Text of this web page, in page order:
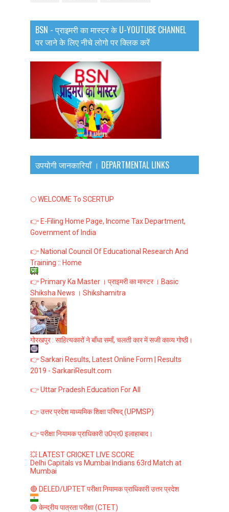
BSN - प्राइमरी का मास्टर के U-YOUTUBE CHANNEL
पर जाने के लिए नीचे लोगो पर क्लिक करें
उपयोगी जानकारियाँ । DEPARTMENTAL LINKS
🌕 WELCOME To SCERTUP
👉 E-Filing Home Page, Income Tax Department,
Government of India
👉 National Council Of Educational Research And
Training :: Home
👉 Primary Ka Master । प्राइमरी का मास्टर । Basic
Shiksha News । Shikshamitra
गोरखपुर : साहित्यकारों ने बाँधा समाँ, चलती कार में सजी काव्य गोष्ठी।
👉 Sarkari Results, Latest Online Form | Results
2019 - SarkariResult.com
👉 Uttar Pradesh Education For All
👉 उत्तर प्रदेश माध्यमिक शिक्षा परिषद् (UPMSP)
👉 परीक्षा नियामक प्राधिकारी उ0प्र0 इलाहाबाद।
💥 LATEST CRICKET LIVE SCORE
Delhi Capitals vs Mumbai Indians 63rd Match at
Mumbai
🔴 DELED/UPTET परीक्षा नियामक प्राधिकारी उत्तर प्रदेश
🔵 केन्द्रीय पात्रता परीक्षा (CTET)